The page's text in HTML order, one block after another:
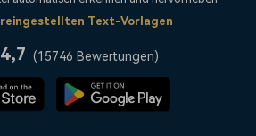
Meisterkurs
Text-Vorlagen
4,7 (15746 Bewertungen)